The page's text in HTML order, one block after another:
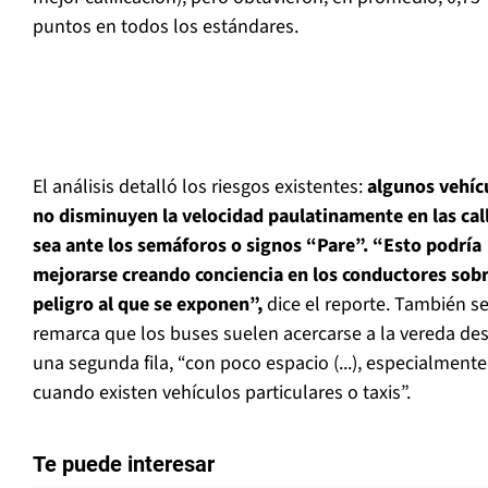
puntos en todos los estándares.
El análisis detalló los riesgos existentes:algunos
no disminuyen la velocidad paulatinamente en las
sea ante los semáforos o signos “Pare”. “Esto podría
mejorarse creando conciencia en los conductores
peligro al que se exponen”,dice el reporte. También se
remarca que los buses suelen acercarse a la vereda
una segunda fila, “con poco espacio (...), especialmente
cuando existen vehículos particulares o taxis”.
Te puede interesar